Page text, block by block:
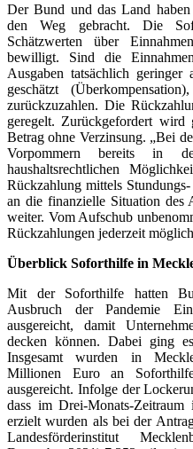
Der Bund und das Land
den Weg gebracht. Die
Schätzwerten über
bewilligt. Sind die
Ausgaben tatsächlich geringer
geschätzt
zurückzuzahlen. Die
geregelt. Zurückgefordert
Betrag ohne Verzinsung. „Bei
Vorpommern bereits in
haushaltsrechtlichen
Rückzahlung mittels
an die finanzielle Situation des
weiter. Vom Aufschub
Rückzahlungen jederzeit
Überblick Soforthilfe in
Mit der Soforthilfe hatten
Ausbruch der Pandemie
ausgereicht, damit
decken können. Dabei ging
Insgesamt wurden in
Millionen Euro an
ausgereicht. Infolge der
dass im Drei-Monats-
erzielt wurden als bei der
Landesförderinstitut